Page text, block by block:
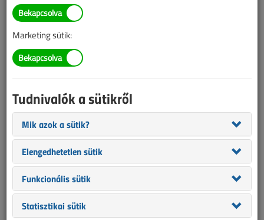
Tudnivalók az online cikkvásárlásról
Van más mód ahhoz, hogy hozzáférjek egy cikkhez?
is?
Meddig érvényes a hozzáférés a megvásárolt cikkhez?
VL előfizetés
Marketing sütik:
Tudnivalók a sütikről
Mik azok a sütik?
Elengedhetetlen sütik
Funkcionális sütik
Statisztikai sütik